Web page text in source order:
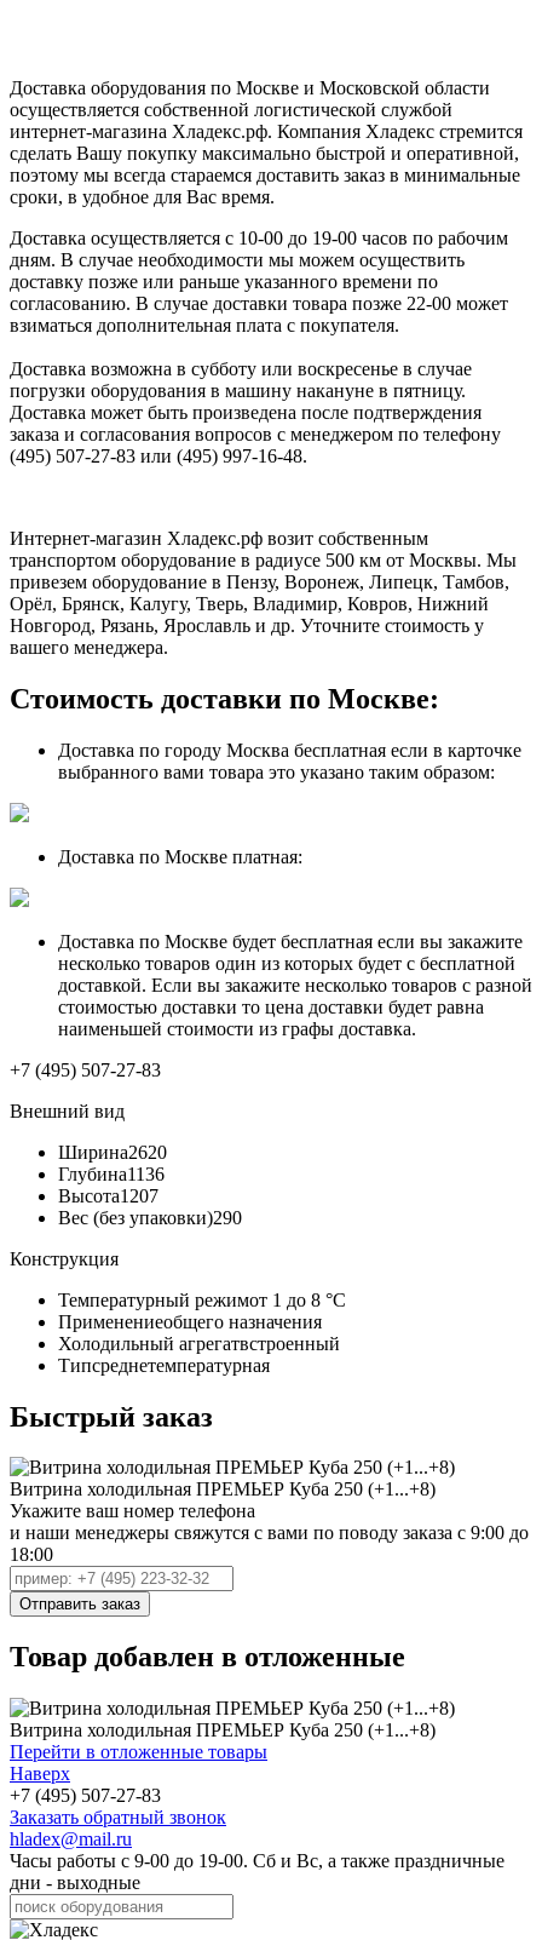
Доставка оборудования по Москве и Московской области
осуществляется собственной логистической службой
интернет-магазина Хладекс.рф. Компания Хладекс стремится
сделать Вашу покупку максимально быстрой и оперативной,
поэтому мы всегда стараемся доставить заказ в минимальные
сроки, в удобное для Вас время.
Доставка осуществляется с 10-00 до 19-00 часов по рабочим
дням. В случае необходимости мы можем осуществить
доставку позже или раньше указанного времени по
согласованию. В случае доставки товара позже 22-00 может
взиматься дополнительная плата с покупателя.
Доставка возможна в субботу или воскресенье в случае
погрузки оборудования в машину накануне в пятницу.
Доставка может быть произведена после подтверждения
заказа и согласования вопросов с менеджером по телефону
(495) 507-27-83 или (495) 997-16-48.
Интернет-магазин Хладекс.рф возит собственным
транспортом оборудование в радиусе 500 км от Москвы. Мы
привезем оборудование в Пензу, Воронеж, Липецк, Тамбов,
Орёл, Брянск, Калугу, Тверь, Владимир, Ковров, Нижний
Новгород, Рязань, Ярославль и др. Уточните стоимость у
вашего менеджера.
Стоимость доставки по Москве:
Доставка по городу Москва бесплатная если в карточке
выбранного вами товара это указано таким образом:
Доставка по Москве платная:
Доставка по Москве будет бесплатная если вы закажите
несколько товаров один из которых будет с бесплатной
доставкой. Если вы закажите несколько товаров с разной
стоимостью доставки то цена доставки будет равна
наименьшей стоимости из графы доставка.
+7 (495) 507-27-83
Внешний вид
Ширина2620
Глубина1136
Высота1207
Вес (без упаковки)290
Конструкция
Температурный режимот 1 до 8 °C
Применениеобщего назначения
Холодильный агрегатвстроенный
Типсреднетемпературная
Быстрый заказ
Витрина холодильная ПРЕМЬЕР Куба 250 (+1...+8)
Укажите ваш номер телефона
и наши менеджеры свяжутся с вами по поводу заказа с 9:00 до
18:00
Товар добавлен в отложенные
Витрина холодильная ПРЕМЬЕР Куба 250 (+1...+8)
Перейти в отложенные товары
Наверх
+7 (495) 507-27-83
Заказать обратный звонок
hladex@mail.ru
Часы работы с 9-00 до 19-00. Сб и Вс, а также праздничные
дни - выходные